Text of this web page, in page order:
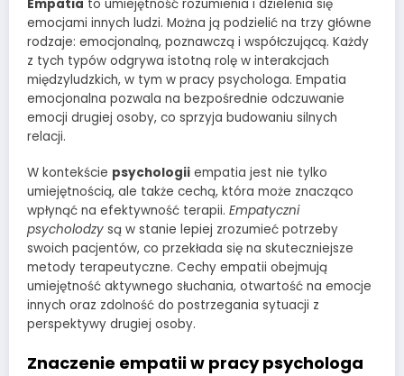
Empatia to umiejętność rozumienia i dzielenia się
emocjami innych ludzi. Można ją podzielić na trzy główne
rodzaje: emocjonalną, poznawczą i współczującą. Każdy
z tych typów odgrywa istotną rolę w interakcjach
międzyludzkich, w tym w pracy psychologa. Empatia
emocjonalna pozwala na bezpośrednie odczuwanie
emocji drugiej osoby, co sprzyja budowaniu silnych
relacji.
W kontekście psychologii empatia jest nie tylko
umiejętnością, ale także cechą, która może znacząco
wpłynąć na efektywność terapii. Empatyczni
psycholodzy są w stanie lepiej zrozumieć potrzeby
swoich pacjentów, co przekłada się na skuteczniejsze
metody terapeutyczne. Cechy empatii obejmują
umiejętność aktywnego słuchania, otwartość na emocje
innych oraz zdolność do postrzegania sytuacji z
perspektywy drugiej osoby.
Znaczenie empatii w pracy psychologa